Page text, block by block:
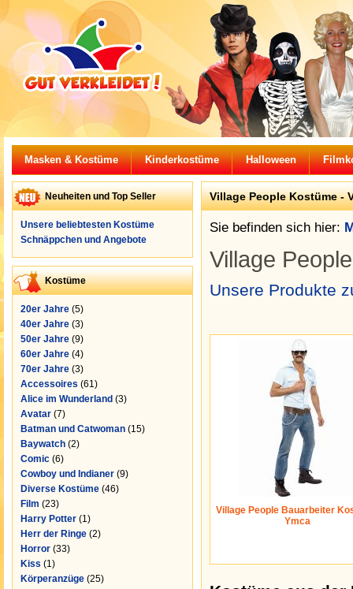
Masken & Kostüme Kinderkostüme Halloween
Neuheiten und Top Seller
Unsere beliebtesten Kostüme
Schnäppchen und Angebote
Kostüme
20er Jahre (5)
40er Jahre (3)
50er Jahre (9)
60er Jahre (4)
70er Jahre (3)
Accessoires (61)
Alice im Wunderland (3)
Avatar (7)
Batman und Catwoman (15)
Baywatch (2)
Comic (6)
Cowboy und Indianer (9)
Diverse Kostüme (46)
Film (23)
Harry Potter (1)
Herr der Ringe (2)
Horror (33)
Kiss (1)
Körperanzüge (25)
Village People Kostüme -
Sie befinden sich hier:
Village
Unsere Produkte
Village People Bauarbeiter
Ymca